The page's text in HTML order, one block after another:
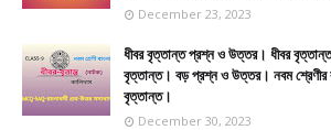
December 23, 2023
ধীবর বৃত্তান্ত প্রশ্ন ও উত্তর। ধীবর
বৃত্তান্ত। বড় প্রশ্ন ও উত্তর। নবম শ্রেণীর
বৃত্তান্ত।
December 30, 2023